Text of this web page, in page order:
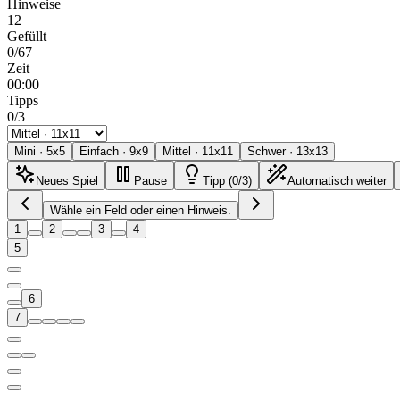
Hinweise
12
Gefüllt
0/67
Zeit
00:00
Tipps
0/3
Mini · 5x5 Einfach · 9x9 Mittel · 11x11 Schwer· 13x13
Neues Spiel Pause Tipp (0/3) Automatisch weiter
Wähle ein Feld oder einen Hinweis.
1
2 3
4
5
6
7